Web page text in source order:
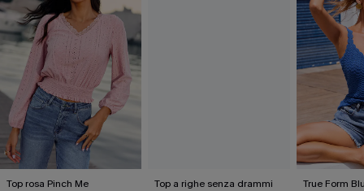
Top rosa Pinch Me Top a righe senza drammi True Form